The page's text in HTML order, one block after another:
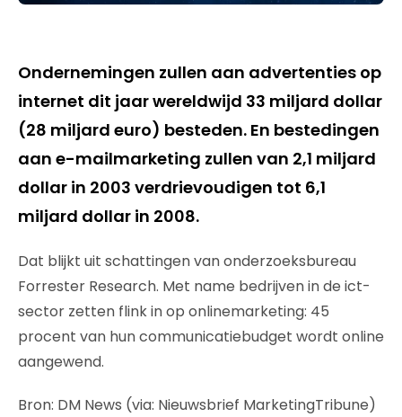
Ondernemingen zullen aan advertenties op
internet dit jaar wereldwijd 33 miljard dollar
(28 miljard euro) besteden. En bestedingen
aan e-mailmarketing zullen van 2,1 miljard
dollar in 2003 verdrievoudigen tot 6,1
miljard dollar in 2008.
Dat blijkt uit schattingen van onderzoeksbureau
Forrester Research. Met name bedrijven in de ict-
sector zetten flink in op onlinemarketing: 45
procent van hun communicatiebudget wordt online
aangewend.
Bron: DM News (via: Nieuwsbrief MarketingTribune)